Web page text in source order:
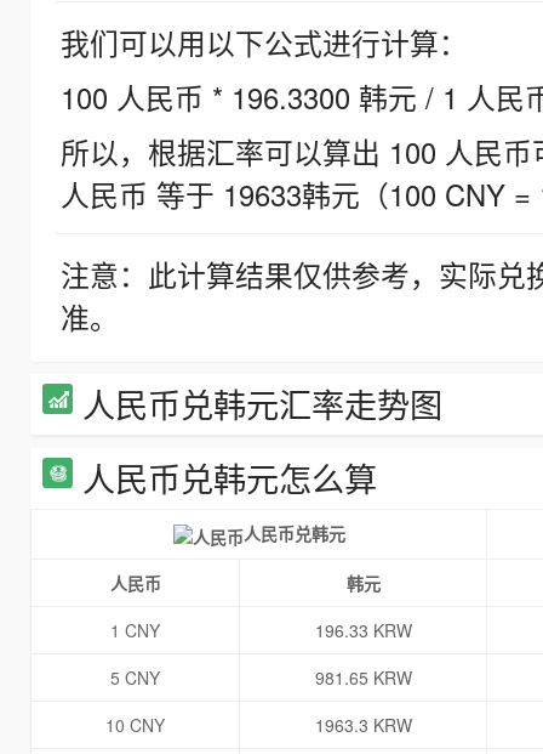
我们可以用以下公式进行计算：
100 人民币 * 196.3300 韩元 / 1 人民
所以，根据汇率可以算出 100 人民
人民币 等于 19633韩元（100 CNY =
注意：此计算结果仅供参考，实际
准。
人民币兑韩元汇率走势图
人民币兑韩元怎么算
人民币兑韩元
人民币
韩元
1 CNY
196.33 KRW
5 CNY
981.65 KRW
10 CNY
1963.3 KRW